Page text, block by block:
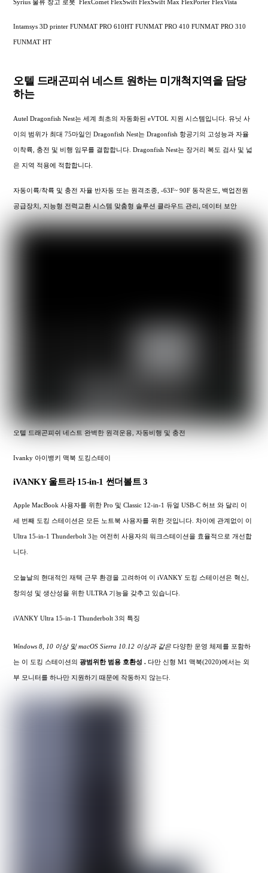
Syrius 물류 창고 로봇 FlexComet FlexSwift FlexSwift Max FlexPorter FlexVista
Intamsys 3D printer FUNMAT PRO 610HT FUNMAT PRO 410 FUNMAT PRO 310
FUNMAT HT
오텔 드래곤피쉬 네스트 원하는 미개척지역을 담당
하는
Autel Dragonfish Nest는 세계 최초의 자동화된 eVTOL 지원 시스템입니다. 유닛 사
이의 범위가 최대 75마일인 Dragonfish Nest는 Dragonfish 항공기의 고성능과 자율
이착륙, 충전 및 비행 임무를 결합합니다. Dragonfish Nest는 장거리 복도 검사 및 넓
은 지역 적용에 적합합니다.
자동이륙/착륙 및 충전 자율 반자동 또는 원격조종, -63F~ 90F 동작온도, 백업전원
공급장치, 지능형 전력교환 시스템 맞춤형 솔루션 클라우드 관리, 데이터 보안
오텔 드래곤피쉬 네스트 완벽한 원격운용, 자동비행 및 충전
Ivanky 아이뱅키 맥북 도킹스테이
iVANKY 울트라 15-in-1 썬더볼트 3
Apple MacBook 사용자를 위한 Pro 및 Classic 12-in-1 듀얼 USB-C 허브 와 달리 이
세 번째 도킹 스테이션은 모든 노트북 사용자를 위한 것입니다. 차이에 관계없이 이
Ultra 15-in-1 Thunderbolt 3는 여전히 사용자의 워크스테이션을 효율적으로 개선합
니다.
오늘날의 현대적인 재택 근무 환경을 고려하여 이 iVANKY 도킹 스테이션은 혁신,
창의성 및 생산성을 위한 ULTRA 기능을 갖추고 있습니다.
iVANKY Ultra 15-in-1 Thunderbolt 3의 특징
Windows 8, 10 이상 및 macOS Sierra 10.12 이상과 같은 다양한 운영 체제를 포함하
는 이 도킹 스테이션의광범위한 범용 호환성 . 다만 신형 M1 맥북(2020)에서는 외
부 모니터를 하나만 지원하기 때문에 작동하지 않는다.